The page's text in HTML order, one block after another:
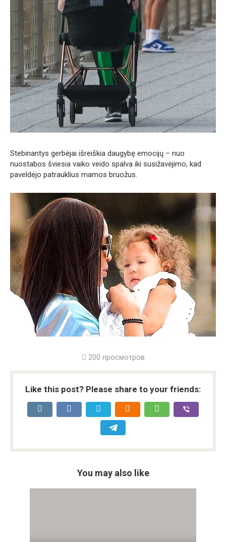
Stebinantys gerbėjai išreiškia daugybę emocijų – nuo ​​
nuostabos šviesia vaiko veido spalva iki susižavėjimo, kad
paveldėjo patrauklius mamos bruožus.
200 просмотров
Like this post? Please share to your friends:
You may also like